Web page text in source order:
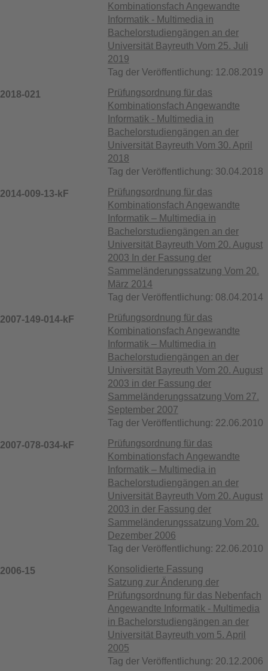
Kombinationsfach Angewandte
Informatik - Multimedia in
Bachelorstudiengängen an der
Universität Bayreuth Vom 25. Juli
2019
Tag der Veröffentlichung: 12.08.2019
2018-021
Prüfungsordnung für das
Kombinationsfach Angewandte
Informatik - Multimedia in
Bachelorstudiengängen an der
Universität Bayreuth Vom 30. April
2018
Tag der Veröffentlichung: 30.04.2018
2014-009-13-kF
Prüfungsordnung für das
Kombinationsfach Angewandte
Informatik – Multimedia in
Bachelorstudiengängen an der
Universität Bayreuth Vom 20. August
2003 In der Fassung der
Sammeländerungssatzung Vom 20.
März 2014
Tag der Veröffentlichung: 08.04.2014
2007-149-014-kF
Prüfungsordnung für das
Kombinationsfach Angewandte
Informatik – Multimedia in
Bachelorstudiengängen an der
Universität Bayreuth Vom 20. August
2003 in der Fassung der
Sammeländerungssatzung Vom 27.
September 2007
Tag der Veröffentlichung: 22.06.2010
2007-078-034-kF
Prüfungsordnung für das
Kombinationsfach Angewandte
Informatik – Multimedia in
Bachelorstudiengängen an der
Universität Bayreuth Vom 20. August
2003 in der Fassung der
Sammeländerungssatzung Vom 20.
Dezember 2006
Tag der Veröffentlichung: 22.06.2010
2006-15
Konsolidierte Fassung
Satzung zur Änderung der
Prüfungsordnung für das Nebenfach
Angewandte Informatik - Multimedia
in Bachelorstudiengängen an der
Universität Bayreuth vom 5. April
2005
Tag der Veröffentlichung: 20.12.2006